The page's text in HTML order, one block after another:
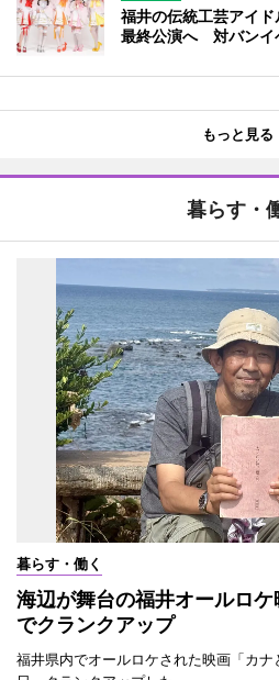
福井の伝統工芸アイ
最終公演へ 対バンイ
もっと見る
暮らす・
暮らす・働く
海辺が舞台の福井オールロ
でクランクアップ
福井県内でオールロケされた映画「カ